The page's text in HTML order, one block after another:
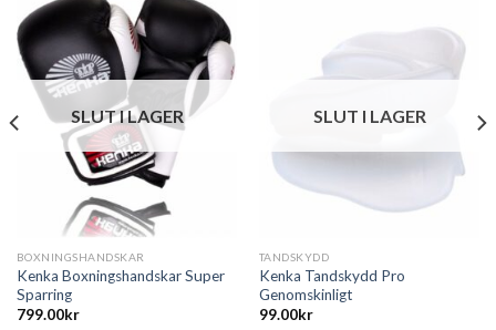
SLUT I LAGER
BOXNINGSHANDSKAR
Kenka Boxningshandskar Super
Sparring
799.00kr
SLUT I LAGER
TANDSKYDD
Kenka Tandskydd Pro
Genomskinligt
99.00kr